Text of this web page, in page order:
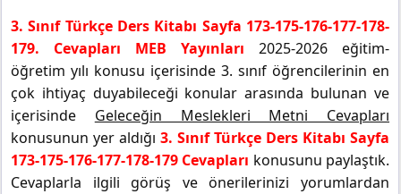
3. Sınıf Türkçe Ders Kitabı Sayfa 173-175-176-177-178-
179. Cevapları MEB Yayınları 2025-2026 eğitim-
öğretim yılı konusu içerisinde 3. sınıf öğrencilerinin en
çok ihtiyaç duyabileceği konular arasında bulunan ve
içerisinde Geleceğin Meslekleri Metni Cevapları
konusunun yer aldığı 3. Sınıf Türkçe Ders Kitabı Sayfa
173-175-176-177-178-179 Cevapları konusunu paylaştık.
Cevaplarla ilgili görüş ve önerilerinizi yorumlardan